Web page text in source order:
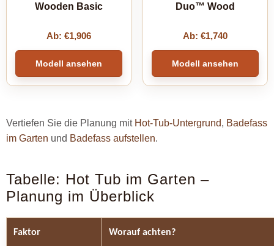
Wooden Basic
Ab: €1,906
Modell ansehen
Duo™ Wood
Ab: €1,740
Modell ansehen
Vertiefen Sie die Planung mit Hot-Tub-Untergrund, Badefass
im Garten und Badefass aufstellen.
Tabelle: Hot Tub im Garten –
Planung im Überblick
Faktor Worauf achten?